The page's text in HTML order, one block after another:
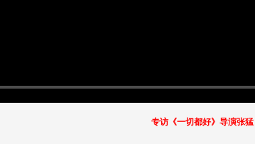
专访《一切都好》导演张猛